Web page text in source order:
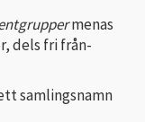
menas
dels fri från-
samlingsnamn